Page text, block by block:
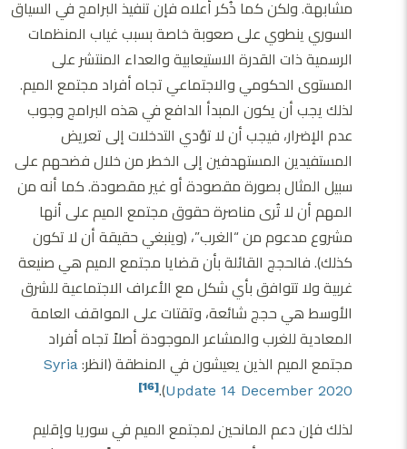
مشابهة. ولكن كما ذُكر أعلاه فإن تنفيذ البرامج في السياق
السوري ينطوي على صعوبة خاصة بسبب غياب المنظمات
الرسمية ذات القدرة الاستيعابية والعداء المنتشر على
المستوى الحكومي والاجتماعي تجاه أفراد مجتمع الميم.
لذلك يجب أن يكون المبدأ الدافع في هذه البرامج وجوب
عدم الإضرار، فيجب أن لا تؤدي التدخلات إلى تعريض
المستفيدين المستهدفين إلى الخطر من خلال فضحهم على
سبيل المثال بصورة مقصودة أو غير مقصودة. كما أنه من
المهم أن لا تُرى مناصرة حقوق مجتمع الميم على أنها
مشروع مدعوم من “الغرب”، (وينبغي حقيقة أن لا تكون
كذلك). فالحجج القائلة بأن قضايا مجتمع الميم هي صنيعة
غربية ولا تتوافق بأي شكل مع الأعراف الاجتماعية للشرق
الأوسط هي حجج شائعة، وتقتات على المواقف العامة
المعادية للغرب والمشاعر الموجودة أصلاً تجاه أفراد
مجتمع الميم الذين يعيشون في المنطقة (انظر: Syria
Update 14 December 2020
).
[16]
لذلك فإن دعم المانحين لمجتمع الميم في سوريا وإقليم